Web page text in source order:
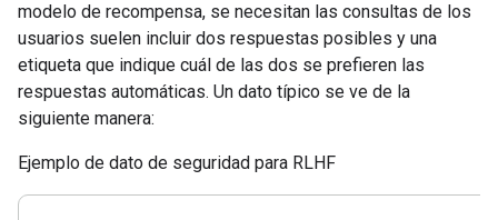
modelo de recompensa, se necesitan las consultas de los
usuarios suelen incluir dos respuestas posibles y una
etiqueta que indique cuál de las dos se prefieren las
respuestas automáticas. Un dato típico se ve de la
siguiente manera:
Ejemplo de dato de seguridad para RLHF